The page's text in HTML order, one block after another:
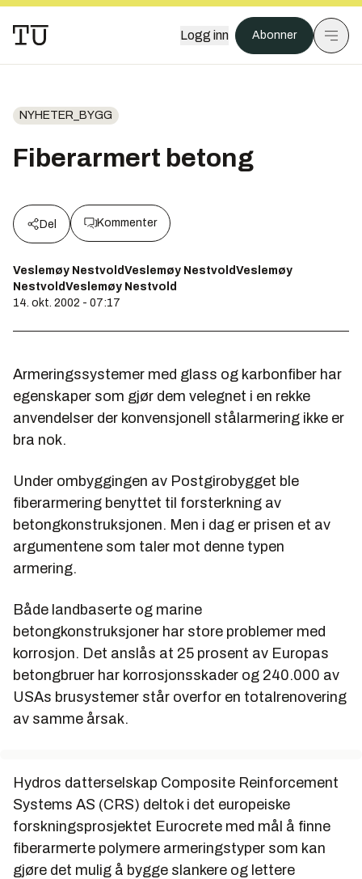
Logg inn Abonner
NYHETER_BYGG
Fiberarmert betong
Del Kommenter
Veslemøy NestvoldVeslemøy NestvoldVeslemøy
NestvoldVeslemøy Nestvold
14. okt. 2002 - 07:17
Armeringssystemer med glass og karbonfiber har
egenskaper som gjør dem velegnet i en rekke
anvendelser der konvensjonell stålarmering ikke er
bra nok.
Under ombyggingen av Postgirobygget ble
fiberarmering benyttet til forsterkning av
betongkonstruksjonen. Men i dag er prisen et av
argumentene som taler mot denne typen
armering.
Både landbaserte og marine
betongkonstruksjoner har store problemer med
korrosjon. Det anslås at 25 prosent av Europas
betongbruer har korrosjonsskader og 240.000 av
USAs brusystemer står overfor en totalrenovering
av samme årsak.
Hydros datterselskap Composite Reinforcement
Systems AS (CRS) deltok i det europeiske
forskningsprosjektet Eurocrete med mål å finne
fiberarmerte polymere armeringstyper som kan
gjøre det mulig å bygge slankere og lettere